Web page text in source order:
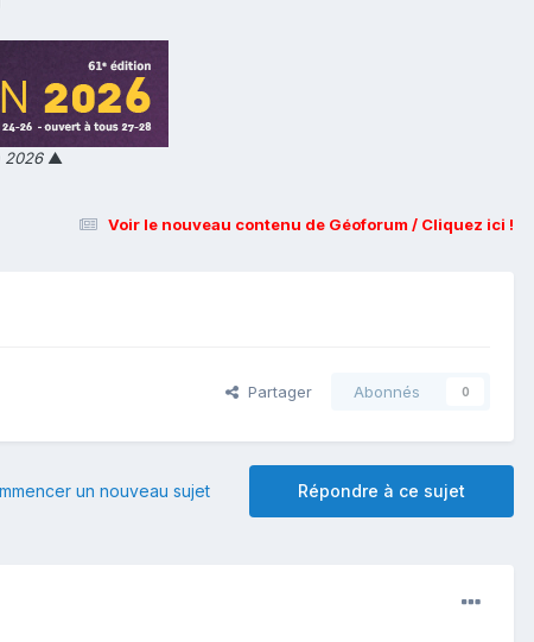
2026▲
Voir le nouveau contenu de Géoforum / Cliquez ici !
Partager Abonnés 0
Répondre à ce sujet
un nouveau sujet